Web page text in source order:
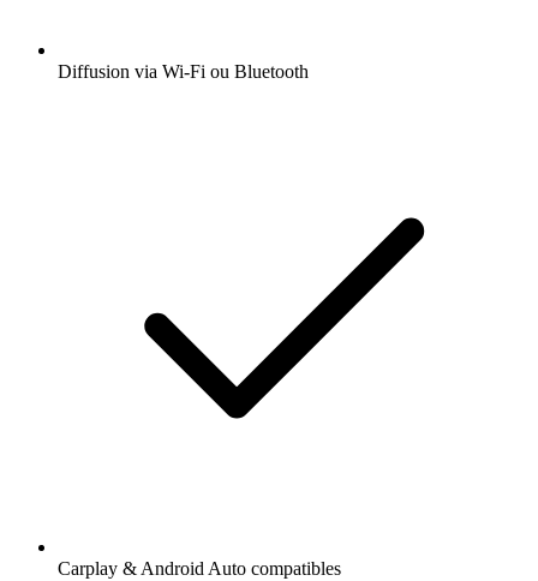
Diffusion via Wi-Fi ou Bluetooth
Carplay & Android Auto compatibles